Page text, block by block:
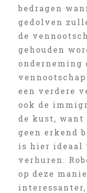
bedragen
gedolven
de
gehouden
onderneming
een verdere
ook de
de kust,
geen erkend
is hier ideaal
verhuren.
op deze